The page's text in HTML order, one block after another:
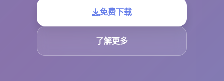
免费下载
了解更多